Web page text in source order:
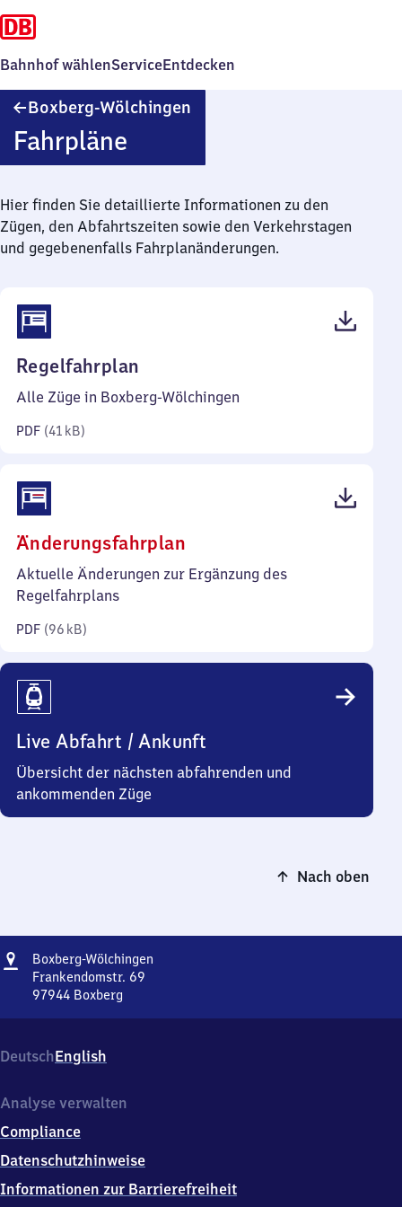
Bahnhof wählenServiceEntdecken
Boxberg-Wölchingen
Fahrpläne
Hier finden Sie detaillierte Informationen zu den
Zügen, den Abfahrtszeiten sowie den Verkehrstagen
und gegebenenfalls Fahrplanänderungen.
Regelfahrplan
41
Alle Züge in Boxberg-Wölchingen
PDF (41 kB)
Änderungsfahrplan
96
Aktuelle Änderungen zur Ergänzung des
Regelfahrplans
PDF (96 kB)
Live Abfahrt / Ankunft
Übersicht der nächsten abfahrenden und
ankommenden Züge
Nach oben
Adresse
Boxberg-Wölchingen
Frankendomstr. 69
97944 Boxberg
Frankendomstr.
69,
7
4
4
DeutschEnglish
Analyse verwalten
Compliance
Datenschutzhinweise
Informationen zur Barrierefreiheit